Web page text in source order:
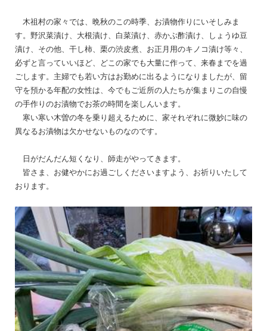
木祖村の家々では、晩秋のこの時季、お漬物作りにいそしみま
す。野沢菜漬け、大根漬け、白菜漬け、赤かぶ酢漬け、しょうゆ豆
漬け、その他、干し柿、栗の渋皮煮、お正月用のキノコ漬け等々、
必ずと言っていいほど、どこの家でも大量に作って、来春までを過
ごします。主婦でも若い方はお勤めに出るようになりましたが、留
守を預かる年配の女性は、今でもご近所の人たちが集まりこの自慢
の手作りのお漬物でお茶の時間を楽しんいます。
寒い寒い木曽の冬を乗り超えるために、家それぞれに微妙に味の
異なるお漬物は欠かせないものなのです。
日がだんだん短くなり、師走がやってきます。
皆さま、お健やかにお過ごしくださいますよう、お祈りいたして
おります。